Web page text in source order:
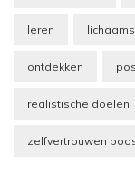
leren
ontdekken
realistische doelen
zelfvertrouwen